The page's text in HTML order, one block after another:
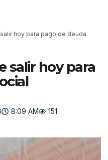
hoy para pago de deuda
salir hoy para
8:09 AM 151